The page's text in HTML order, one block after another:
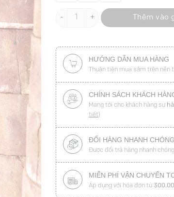
Chân váy dài xẻ trước cạp liền kèm
Thêm vào
HƯỚNG DẪN MUA HÀNG
Thuận tiện mua sắm trên nền
CHÍNH SÁCH KHÁCH
Mang tới cho khách hàng sự
tiết)
ĐỔI HÀNG NHANH CHÓNG
Được đổi trả hàng nhanh
MIỄN PHÍ VẬN CHUYỂN
Áp dụng với hóa đơn từ